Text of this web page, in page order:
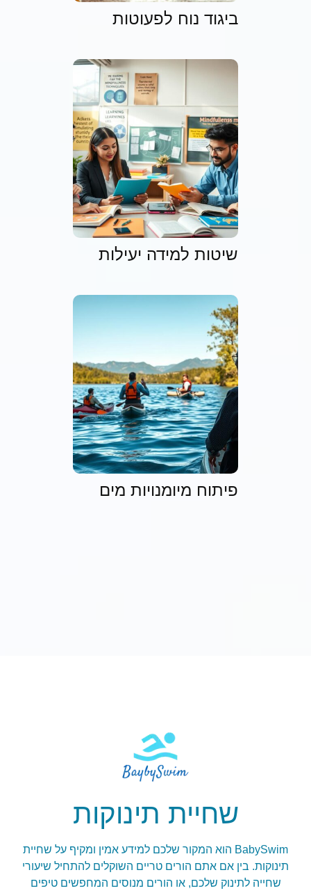
ביגוד נוח לפעוטות
שיטות למידה יעילות
פיתוח מיומנויות מים
שחיית תינוקות
BabySwim הוא המקור שלכם למידע אמין ומקיף על שחיית
תינוקות. בין אם אתם הורים טריים השוקלים להתחיל שיעורי
שחייה לתינוק שלכם, או הורים מנוסים המחפשים טיפים